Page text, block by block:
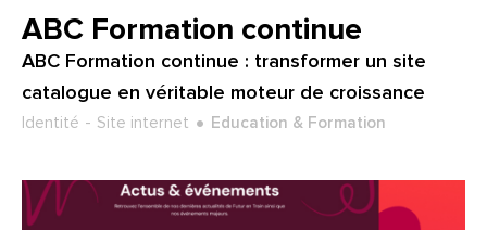
Client :
ABC Formation continue
ABC Formation continue : transformer un site
catalogue en véritable moteur de croissance
Type de projet :
Identité Site internet
Secteur : Education & Formation